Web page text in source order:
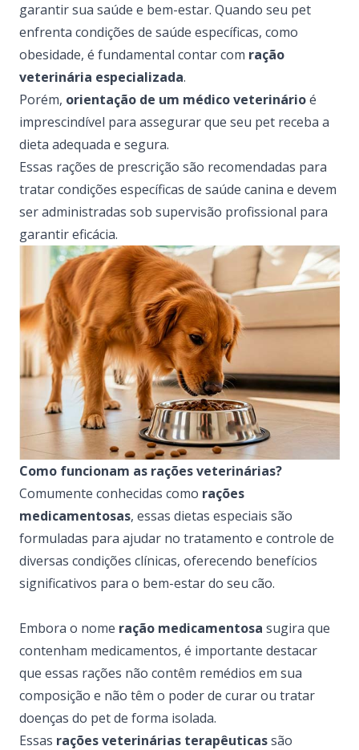
garantir sua saúde e bem-estar. Quando seu pet
enfrenta condições de saúde específicas, como
obesidade, é fundamental contar com ração
veterinária especializada.
Porém, orientação de um médico veterinárioé
imprescindível para assegurar que seu pet receba a
dieta adequada e segura.
Essas rações de prescrição são recomendadas para
tratar condições específicas de saúde canina e devem
ser administradas sob supervisão profissional para
garantir eficácia.
Como funcionam as rações veterinárias?
Comumente conhecidas como rações
medicamentosas, essas dietas especiais são
formuladas para ajudar no tratamento e controle de
diversas condições clínicas, oferecendo benefícios
significativos para o bem-estar do seu cão.
Embora o nome ração medicamentosa sugira que
contenham medicamentos, é importante destacar
que essas rações não contêm remédios em sua
composição e não têm o poder de curar ou tratar
doenças do pet de forma isolada.
Essas rações veterinárias terapêuticassão